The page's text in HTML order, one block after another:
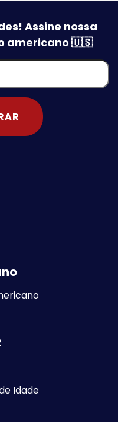
Assine nossa
americano 🇺🇸
Idade